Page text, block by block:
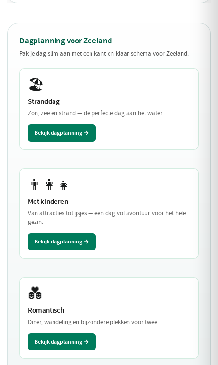
Dagplanning voor Zeeland
Pak je dag slim aan met een kant-en-klaar schema voor Zeeland.
🏖️
Stranddag
Zon, zee en strand — de perfecte dag aan het water.
Bekijk dagplanning →
👨‍👩‍👧
Met kinderen
Van attracties tot ijsjes — een dag vol avontuur voor het hele
gezin.
Bekijk dagplanning →
💑
Romantisch
Diner, wandeling en bijzondere plekken voor twee.
Bekijk dagplanning →